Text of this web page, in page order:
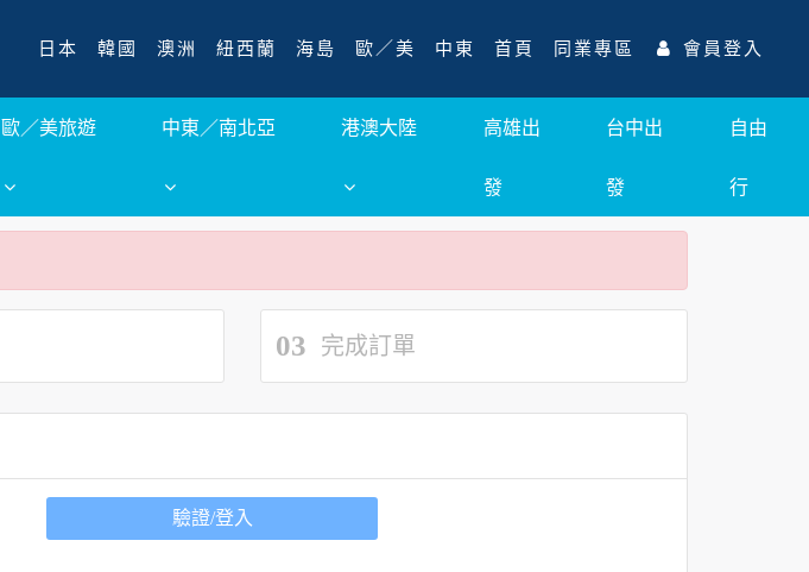
日本 韓國 澳洲 紐西蘭 海島 歐／美 中東 首頁 同業專區 會員登入
歐／美旅遊 中東／南北亞 港澳大陸 高雄出
發
台中出
發
自由
行
03 完成訂單
驗證/登入